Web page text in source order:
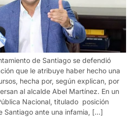
de Santiago se defendió
que le atribuye haber hecho una
hecha por, según explican, por
al alcalde Abel Martínez. En un
Nacional, titulado posición
Santiago ante una infamia, […]